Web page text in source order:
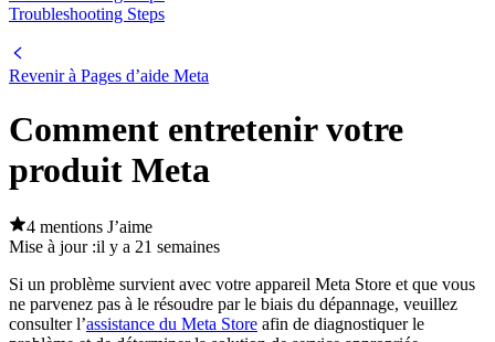
Troubleshooting Steps
Revenir à Pages d’aide Meta
Comment entretenir votre
produit Meta
4 mentions J’aime
Mise à jour :il y a 21 semaines
Si un problème survient avec votre appareil Meta Store et que vous
ne parvenez pas à le résoudre par le biais du dépannage, veuillez
consulter l’assistance du Meta Store afin de diagnostiquer le